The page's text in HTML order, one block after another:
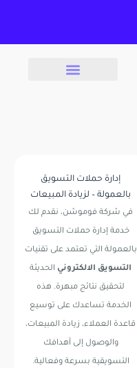
إدارة حملات التسويق
بالعمولة – لزيادة المبيعات
في شركة فوموشن، نقدم لك
خدمة إدارة حملات التسويق
بالعمولة التي تعتمد على تقنيات
التسويق الالكتروني الحديثة
لتحقيق نتائج مبهرة. هذه
الخدمة تساعدك على توسيع
قاعدة العملاء، زيادة المبيعات،
والوصول إلى أهدافك
التسويقية بسرعة وفعالية.